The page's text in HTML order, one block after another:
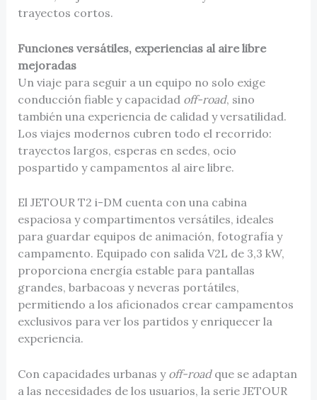
trayectos cortos.
Funciones versátiles, experiencias al aire libre
mejoradas
Un viaje para seguir a un equipo no solo exige
conducción fiable y capacidad off-road, sino
también una experiencia de calidad y versatilidad.
Los viajes modernos cubren todo el recorrido:
trayectos largos, esperas en sedes, ocio
pospartido y campamentos al aire libre.
El JETOUR T2 i-DM cuenta con una cabina
espaciosa y compartimentos versátiles, ideales
para guardar equipos de animación, fotografía y
campamento. Equipado con salida V2L de 3,3 kW,
proporciona energía estable para pantallas
grandes, barbacoas y neveras portátiles,
permitiendo a los aficionados crear campamentos
exclusivos para ver los partidos y enriquecer la
experiencia.
Con capacidades urbanas y off-roadque se adaptan
a las necesidades de los usuarios, la serie JETOUR